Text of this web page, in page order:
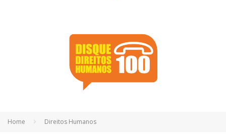
Home Direitos Humanos